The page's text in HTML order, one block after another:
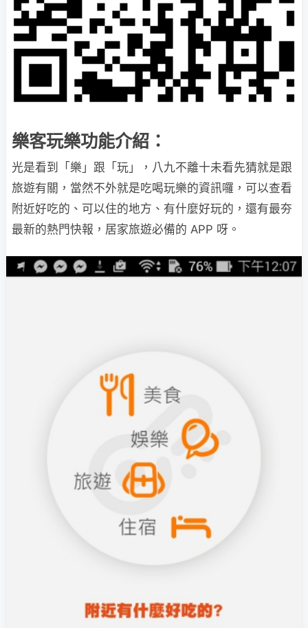
樂客玩樂功能介紹：
光是看到「樂」跟「玩」，八九不離十未看先猜就是跟
旅遊有關，當然不外就是吃喝玩樂的資訊囉，可以查看
附近好吃的、可以住的地方、有什麼好玩的，還有最夯
最新的熱門快報，居家旅遊必備的 APP 呀。